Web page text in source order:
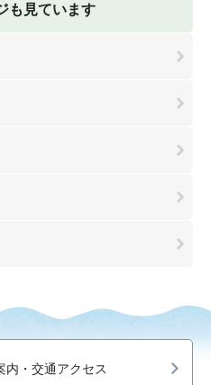
も見ています
内・交通アクセス